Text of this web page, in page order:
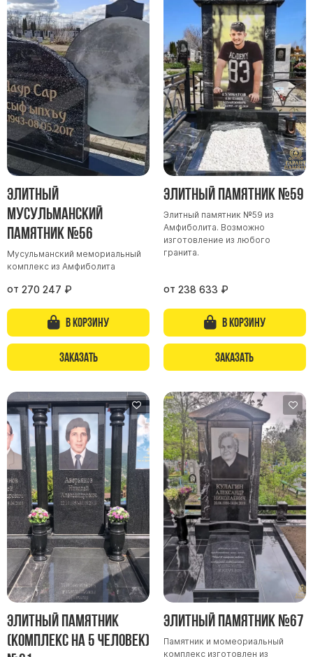
Памятники мужу
Памятники отцу
Памятники парню
Памятники сыну
Памятники вертикальные
Памятники врачу
Памятники горизонтальные
Памятники индивидуальные
Памятники классические
Памятники красивые
Памятники Православные
Памятники прямоугольные
Памятники с воздушным креcтом
Памятники с колоннами
Памятники современные
Памятники стандартные
Памятники со свечей
Памятники в виде дерева
Памятники с лебедями
Памятники в форме волны
Хачкары
Памятники ростовые
Памятники в форме скалы
Памятник Родителям
Флагштоки
Мемориальные доски
Буквы из латуни
Элитный
Мусульманский
памятник №56
Мусульманский мемориальный
комплекс из Амфиболита
от 270 247 ₽
В корзину
Заказать
Элитный памятник №59
Элитный памятник №59 из
Амфиболита. Возможно
изготовление из любого
гранита.
от 238 633 ₽
В корзину
Заказать
Элитный памятник
(комплекс на 5 человек)
Элитный памятник №67
Памятник и момеориальный
комплекс изготовлен из